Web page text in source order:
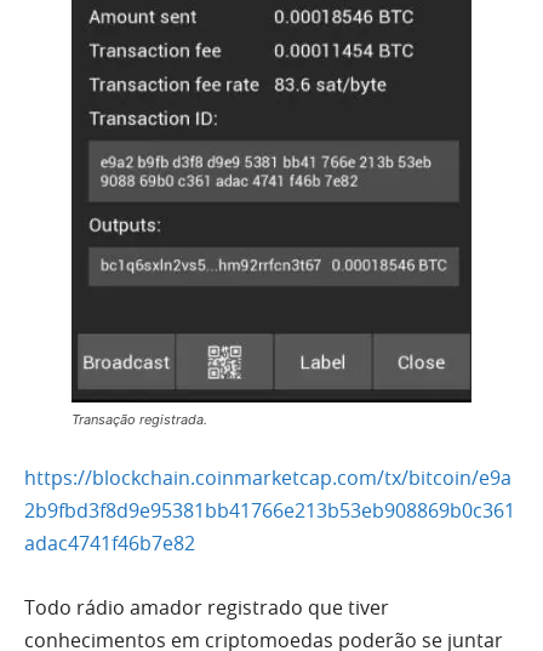
Transação registrada.
https://blockchain.coinmarketcap.com/tx/bitcoin/e9a
2b9fbd3f8d9e95381bb41766e213b53eb908869b0c361
adac4741f46b7e82
Todo rádio amador registrado que tiver
conhecimentos em criptomoedas poderão se juntar